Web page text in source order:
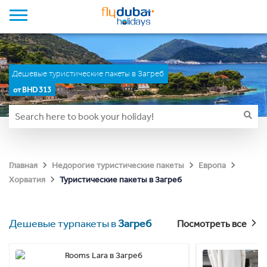
Дешевые туристические пакеты в Загреб
от BHD 313
Главная Недорогие туристические пакеты
Европа
Хорватия
Туристические пакеты в Загреб
Дешевые турпакеты вЗагреб Посмотреть все